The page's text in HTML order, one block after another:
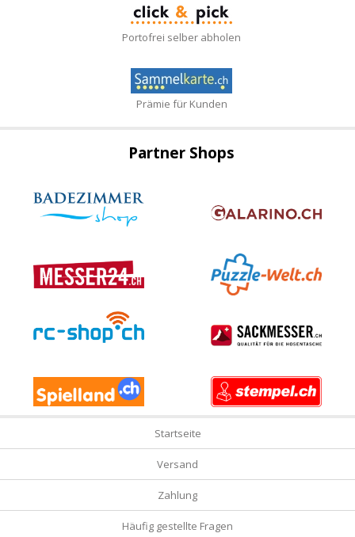
Portofrei selber abholen
Prämie für Kunden
Partner Shops
Startseite
Versand
Zahlung
Häufig gestellte Fragen